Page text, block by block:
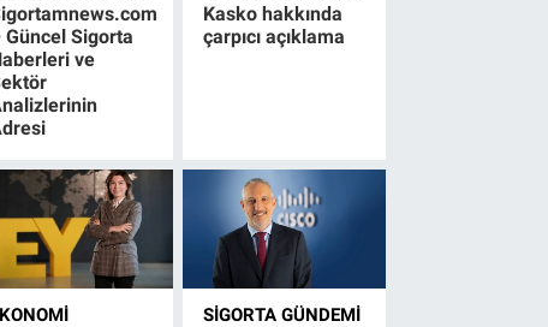
Güncel Sigorta
ve
Kasko hakkında
çarpıcı açıklama
SIGORTA GÜNDEMI